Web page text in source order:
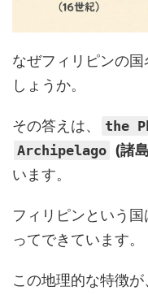
なぜフィリピンの国
しょうか。
その答えは、 the
Archipelago (諸
います。
フィリピンという
ってできています。
この地理的な特徴